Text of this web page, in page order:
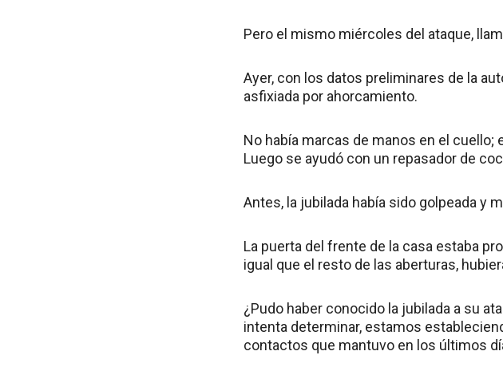
Pero el mismo miércoles del ataque,
Ayer, con los datos preliminares de la
asfixiada por ahorcamiento.
No había marcas de manos en el cuello;
Luego se ayudó con un repasador de
Antes, la jubilada había sido golpeada y
La puerta del frente de la casa estaba
igual que el resto de las aberturas,
¿Pudo haber conocido la jubilada a su
intenta determinar, estamos
contactos que mantuvo en los últimos